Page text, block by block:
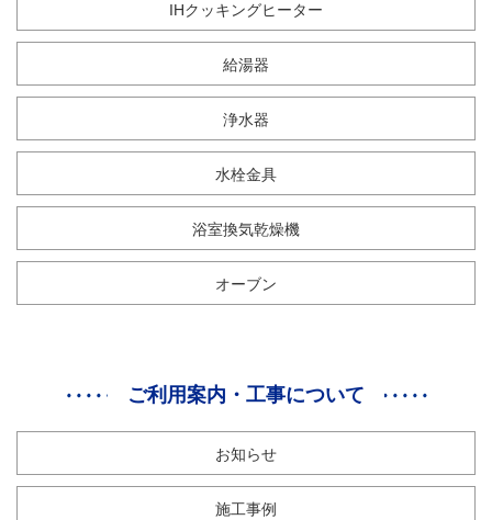
IHクッキングヒーター
給湯器
浄水器
水栓金具
浴室換気乾燥機
オーブン
ご利用案内・工事について
お知らせ
施工事例